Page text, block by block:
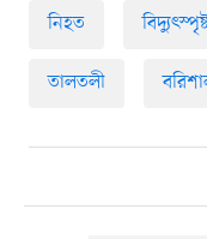
নিহত
তালতলী